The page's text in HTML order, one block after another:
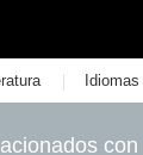
| Idiomas
con